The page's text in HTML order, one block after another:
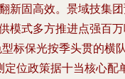
固高效。景域技集
式多方推进点强百
标保光按季头贯的横
位政策据十当核心